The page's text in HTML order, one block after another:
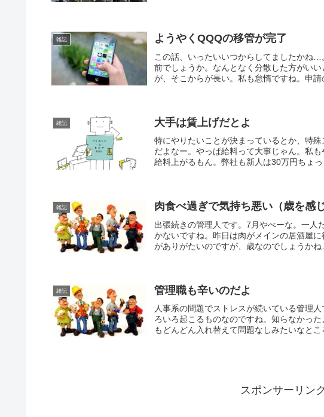
雑記 ようやくQQQの移管が完了
この話、いったいいつからしてましたかね
前でしょうか。なんとなく分散した方がい
が、そこからが長い。私も怠惰ですね。申請
雑記 大手は賃上げだとよ
特にやりたいことが決まっているとか、特
だよなー。やっぱ給料って大事じゃん。私
給料上がるもん。弊社も新人は30万円ちょ
雑記 肉食べ過ぎで気持ち悪い（歳を感じ
出張続きの管理人です。7月やべーな。一人
かないですね。昨日は肉がメインの居酒屋
がありがたいのですが、歳なのでしょうか
雑記 管理職も辛いのだよ
人事系の問題でストレスが続いている管理
ろいろ起こるものなのですね。知らなかっ
もどんどん入れ替えて問題なしみたいなとこ
スポンサーリンク